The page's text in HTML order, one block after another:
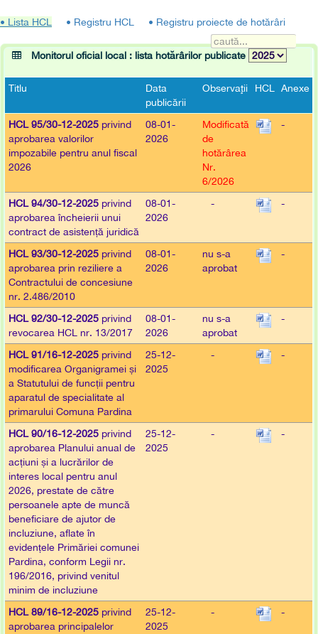
• Lista HCL • Registru HCL • Registru proiecte de hotărâri
Monitorul oficial local : lista hotărârilor publicate
Titlu
Data
publicării
Observaţii HCL Anexe
HCL 95/30-12-2025 privind
aprobarea valorilor
impozabile pentru anul fiscal
2026
08-01-
2026
Modificată
de
hotărârea
Nr.
6/2026
-
HCL 94/30-12-2025 privind
aprobarea încheierii unui
contract de asistență juridică
08-01-
2026
- -
HCL 93/30-12-2025 privind
aprobarea prin reziliere a
Contractului de concesiune
nr. 2.486/2010
08-01-
2026
nu s-a
aprobat
-
HCL 92/30-12-2025 privind
revocarea HCL nr. 13/2017
08-01-
2026
nu s-a
aprobat
-
HCL 91/16-12-2025 privind
modificarea Organigramei și
a Statutului de funcții pentru
aparatul de specialitate al
primarului Comuna Pardina
25-12-
2025
- -
HCL 90/16-12-2025 privind
aprobarea Planului anual de
acțiuni și a lucrărilor de
interes local pentru anul
2026, prestate de către
persoanele apte de muncă
beneficiare de ajutor de
incluziune, aflate în
evidențele Primăriei comunei
Pardina, conform Legii nr.
196/2016, privind venitul
minim de incluziune
25-12-
2025
- -
HCL 89/16-12-2025 privind
aprobarea principalelor
25-12-
2025
- -